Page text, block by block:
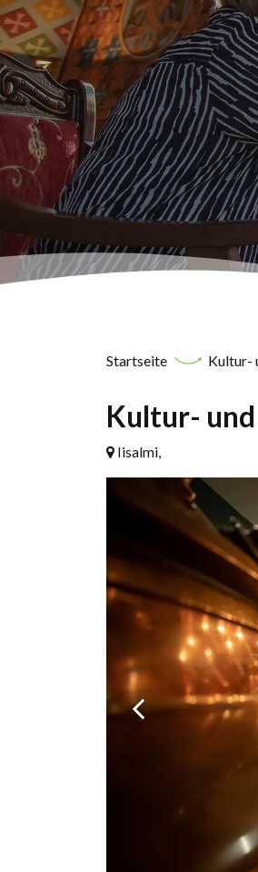
Startseite Kultur-
Kultur-
Iisalmi,